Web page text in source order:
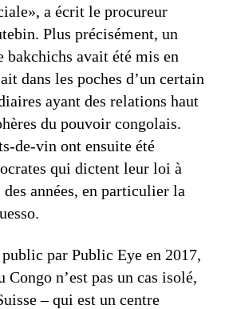
a écrit le procureur
Plus précisément, un
bakchichs avait été mis en
dans les poches d’un certain
ayant des relations haut
du pouvoir congolais.
de-vin ont ensuite été
qui dictent leur loi à
années, en particulier la
par Public Eye en 2017,
n’est pas un cas isolé,
– qui est un centre